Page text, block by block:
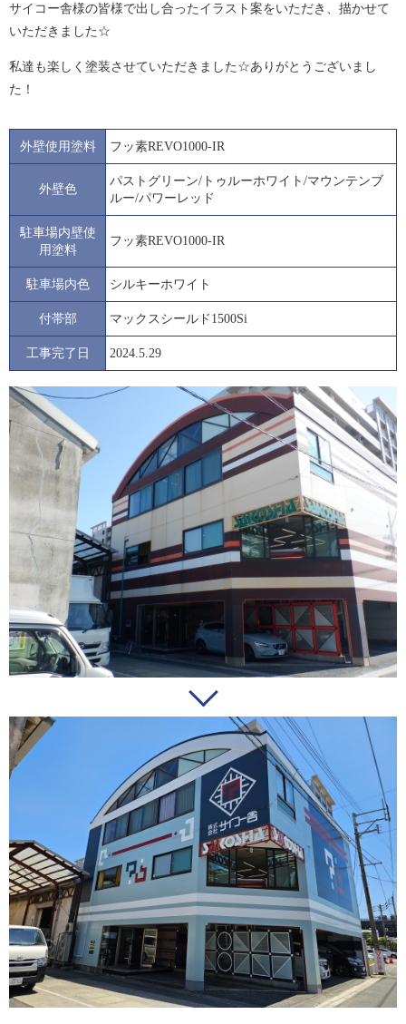
サイコー舎様の皆様で出し合ったイラスト案をいただき、描かせて
いただきました☆
私達も楽しく塗装させていただきました☆ありがとうございまし
た！
外壁使用塗料 フッ素REVO1000-IR
外壁色
パストグリーン/トゥルーホワイト/マウンテンブ
ルー/パワーレッド
駐車場内壁使
用塗料
フッ素REVO1000-IR
駐車場内色 シルキーホワイト
付帯部 マックスシールド1500Si
工事完了日 2024.5.29